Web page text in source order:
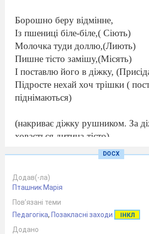
Борошно беру відмінне,
Із пшениці біле-біле,( Сіють)
Молочка туди доллю,(Лиють)
Пишне тісто замішу,(Місять)
І поставлю його в діжку,
Підросте нехай хоч трішки (
піднімаються)
(накриває діжку рушником. За
ховається дитина-тісто)
Поки тісто підростає,
В хатці я по
(іде в хату)
Тісто
DOCX
Додав(-ла)
Пташник Марія
Пов’язані теми
Педагогіка, Позакласні заходи ІНКЛ
Додано